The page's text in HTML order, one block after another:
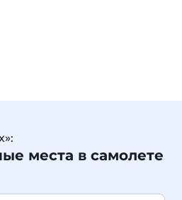
места в самолете